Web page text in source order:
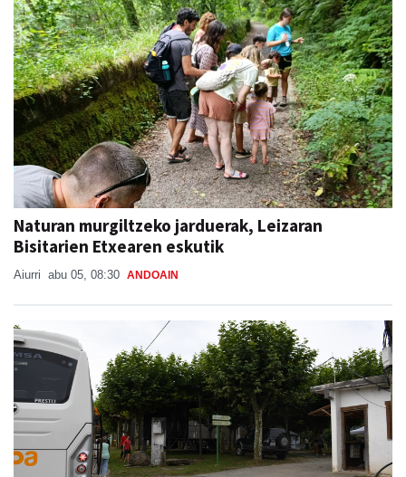
Naturan murgiltzeko jarduerak, Leizaran
Bisitarien Etxearen eskutik
Aiurri abu 05, 08:30 ANDOAIN